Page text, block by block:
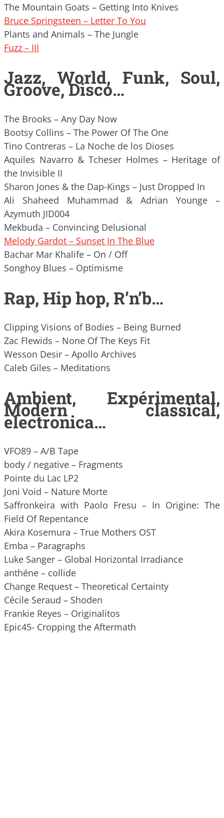
The Mountain Goats – Getting Into Knives
Bruce Springsteen – Letter To You
Plants and Animals – The Jungle
Fuzz – III
Jazz, World, Funk, Soul,
Groove, Disco…
The Brooks – Any Day Now
Bootsy Collins – The Power Of The One
Tino Contreras – La Noche de los Dioses
Aquiles Navarro & Tcheser Holmes – Heritage of
the Invisible II
Sharon Jones & the Dap-Kings – Just Dropped In
Ali Shaheed Muhammad & Adrian Younge –
Azymuth JID004
Mekbuda – Convincing Delusional
Melody Gardot – Sunset In The Blue
Bachar Mar Khalife – On / Off
Songhoy Blues – Optimisme
Rap, Hip hop, R’n’b…
Clipping Visions of Bodies – Being Burned
Zac Flewids – None Of The Keys Fit
Wesson Desir – Apollo Archives
Caleb Giles – Meditations
Ambient, Expérimental,
Modern classical,
electronica…
VFO89 – A/B Tape
body / negative – Fragments
Pointe du Lac LP2
Joni Void – Nature Morte
Saffronkeira with Paolo Fresu – In Origine: The
Field Of Repentance
Akira Kosemura – True Mothers OST
Emba – Paragraphs
Luke Sanger – Global Horizontal Irradiance
anthéne – collide
Change Request – Theoretical Certainty
Cécile Seraud – Shoden
Frankie Reyes – Originalitos
Epic45- Cropping the Aftermath